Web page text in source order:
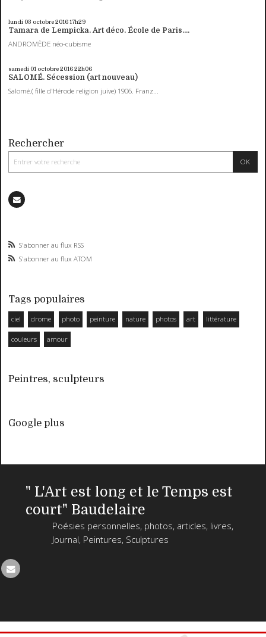
lundi 03 octobre 201617h29
Tamara de Lempicka. Art déco. École de Paris....
ANDROMÈDE néo-cubisme
samedi 01 octobre 201622h06
SALOMÉ. Sécession (art nouveau)
Salomé.( fille d'Hérode religion juive) 1906. Franz...
Rechercher
S'abonner au flux RSS
S'abonner au flux ATOM
Tags populaires
ciel drome photo peinture nature photos art littérature
couleurs amour
Peintres, sculpteurs
Google plus
" L'Art est long et le Temps est
court" Baudelaire
Poésies personnelles, photos, articles, livres,
Journal, Peintures, Sculptures